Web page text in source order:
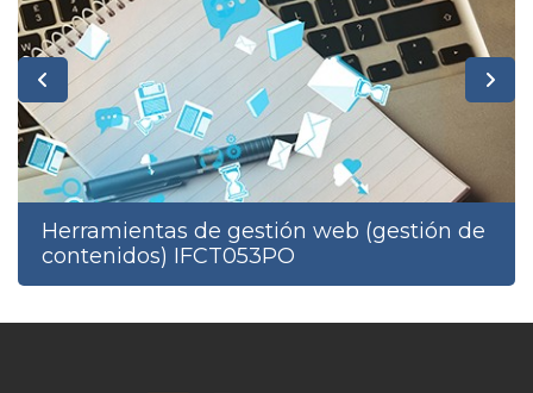
Herramientas de gestión web (gestión de
contenidos) IFCT053PO